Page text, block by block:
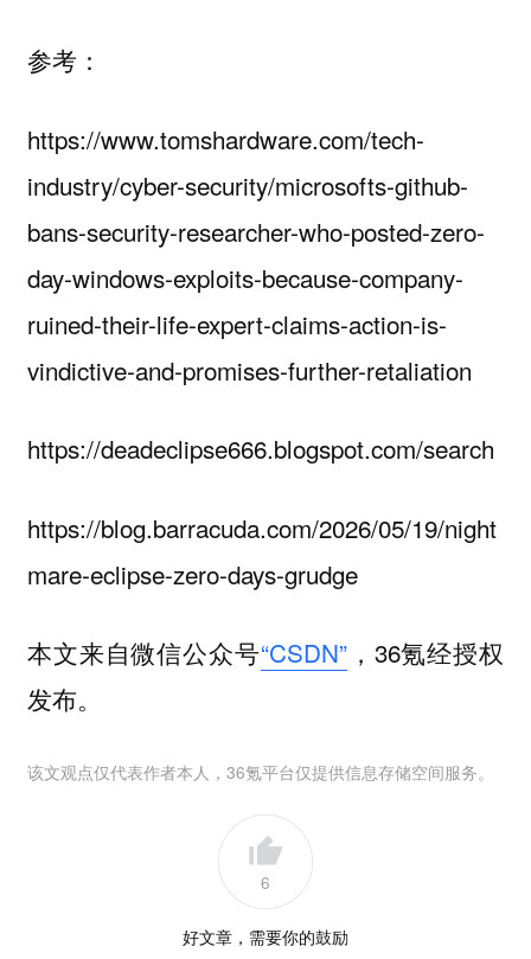
参考：
https://www.tomshardware.com/tech-
industry/cyber-security/microsofts-github-
bans-security-researcher-who-posted-zero-
day-windows-exploits-because-company-
ruined-their-life-expert-claims-action-is-
vindictive-and-promises-further-retaliation
https://deadeclipse666.blogspot.com/search
https://blog.barracuda.com/2026/05/19/night
mare-eclipse-zero-days-grudge
本文来自微信公众号“CSDN”，36氪经授权
发布。
该文观点仅代表作者本人，36氪平台仅提供信息存储空间服务。
6
好文章，需要你的鼓励